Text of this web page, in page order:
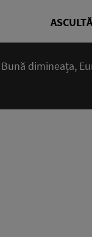
Bună dimineața,